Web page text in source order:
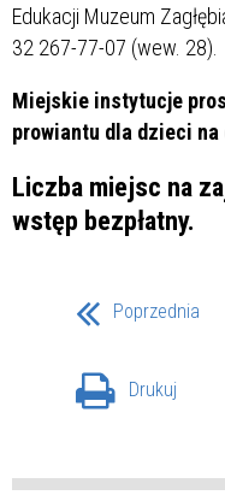
Edukacji Muzeum
32 267-77-07 (wew. 28).
Miejskie instytucje
prowiantu dla dzieci na
Liczba miejsc na
wstęp bezpłatny.
Poprzednia
Drukuj